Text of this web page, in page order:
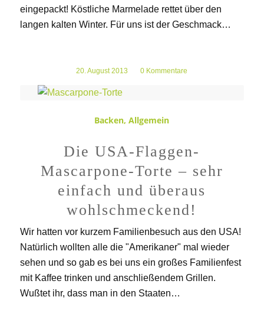
eingepackt! Köstliche Marmelade rettet über den
langen kalten Winter. Für uns ist der Geschmack…
20. August 2013
/ 0 Kommentare
Backen,Allgemein
Die USA-Flaggen-
Mascarpone-Torte – sehr
einfach und überaus
wohlschmeckend!
Wir hatten vor kurzem Familienbesuch aus den USA!
Natürlich wollten alle die "Amerikaner" mal wieder
sehen und so gab es bei uns ein großes Familienfest
mit Kaffee trinken und anschließendem Grillen.
Wußtet ihr, dass man in den Staaten…